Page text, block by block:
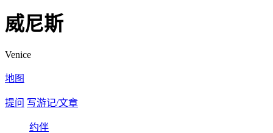
威尼斯
Venice
地图
提问 写游记/文章
约伴